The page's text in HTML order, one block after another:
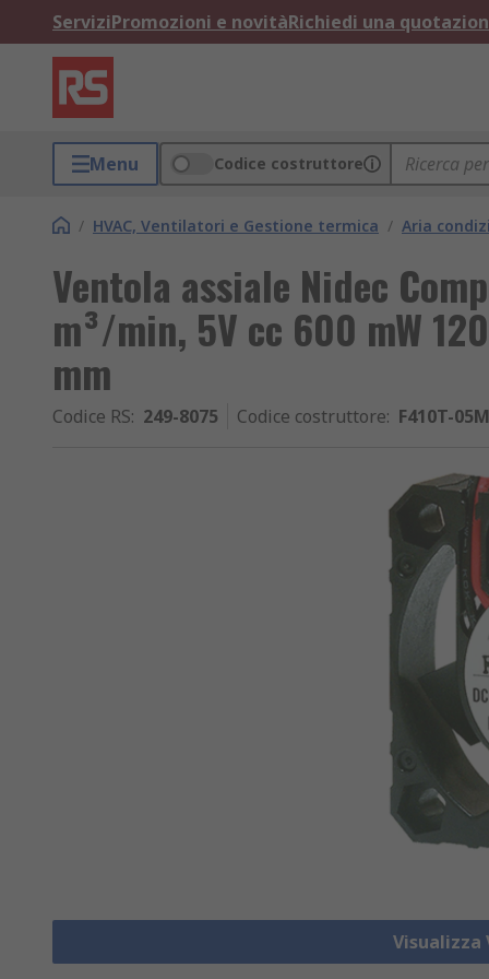
ServiziPromozioni e novitàRichiedi una
Menu Codice costruttore
/ HVAC, Ventilatori e Gestione termica / Aria
Ventola assiale Nidec
m³/min, 5V cc 600 mW
mm
Codice RS: 249-8075 Codice costruttore: F410T-
Visualizza